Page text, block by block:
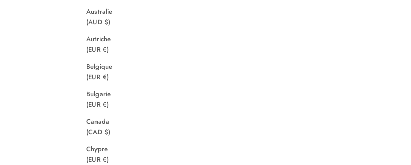
Australie
(AUD $)
Autriche
(EUR €)
Belgique
(EUR €)
Bulgarie
(EUR €)
Canada
(CAD $)
Chypre
(EUR €)